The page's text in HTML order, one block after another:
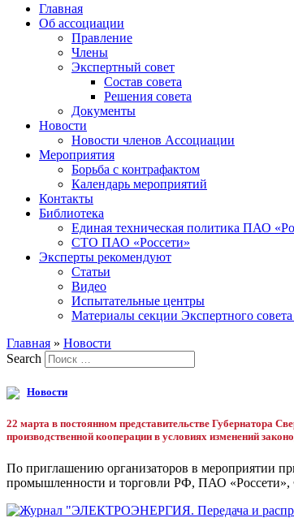
Главная
Об ассоциации
Правление
Члены
Экспертный совет
Состав совета
Решения совета
Документы
Новости
Новости членов Ассоциации
Мероприятия
Борьба с контрафактом
Календарь мероприятий
Контакты
Библиотека
Единая техническая политика ПАО
СТО ПАО «Россети»
Эксперты рекомендуют
Статьи
Видео
Испытательные центры
Материалы секции Экспертного
Главная » Новости
Search
Новости
22 марта в постоянном представительстве Губернатора
производственной кооперации в условиях изменений
По приглашению организаторов в мероприятии
промышленности и торговли РФ, ПАО «Россети»,